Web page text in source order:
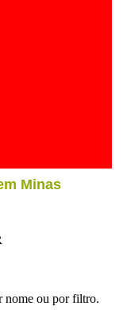
Minas
nome ou por filtro.